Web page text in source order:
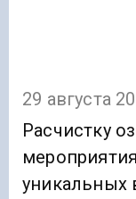
29 августа
Расчистку
уникальных